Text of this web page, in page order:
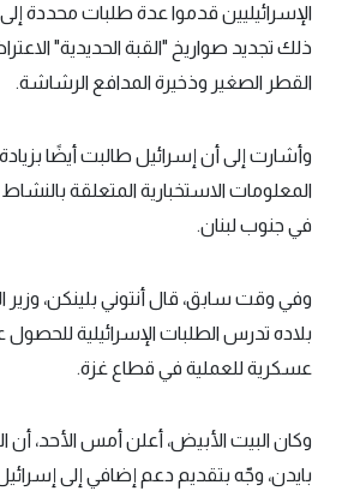
الإسرائيليين قدموا عدة طلبات محددة
ذلك تجديد صواريخ "القبة الحديدية"
القطر الصغير وذخيرة المدافع الرشاشة.
وأشارت إلى أن إسرائيل طالبت أيضًا
المعلومات الاستخبارية المتعلقة
في جنوب لبنان.
وفي وقت سابق، قال أنتوني بلينكن، وزير
بلاده تدرس الطلبات الإسرائيلية
عسكرية للعملية في قطاع غزة.
وكان البيت الأبيض، أعلن أمس الأحد، أن
بايدن، وجّه بتقديم دعم إضافي إلى